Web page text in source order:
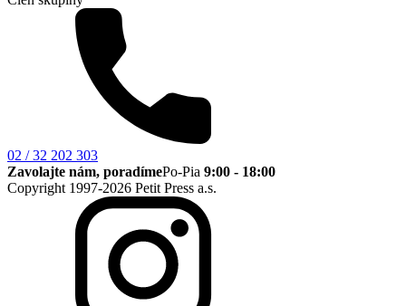
02 / 32 202 303
Zavolajte nám, poradímePo-Pia 9:00 - 18:00
Copyright 1997-2026 Petit Press a.s.